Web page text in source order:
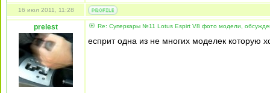
16 июл 2011, 11:28
prelest Re: Суперкары №11 Lotus Espirt V8 фото модели,
есприт одна из не многих моделек которую